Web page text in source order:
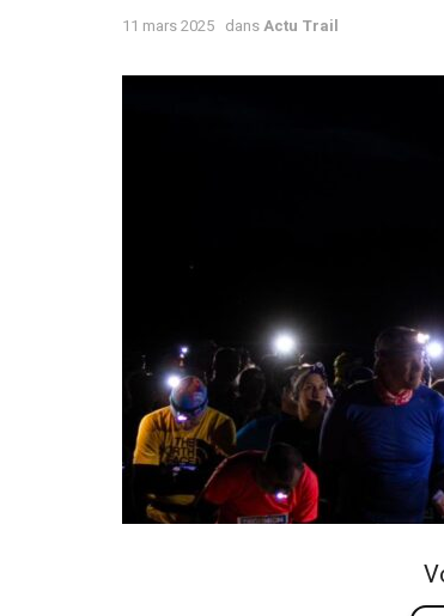
11 mars 2025 dansActu Trail